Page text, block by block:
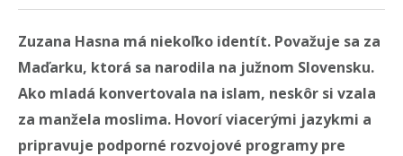
Zuzana Hasna má niekoľko identít. Považuje sa za
Maďarku, ktorá sa narodila na južnom Slovensku.
Ako mladá konvertovala na islam, neskôr si vzala
za manžela moslima. Hovorí viacerými jazykmi a
pripravuje podporné rozvojové programy pre